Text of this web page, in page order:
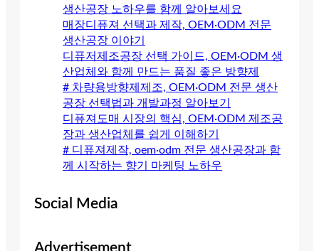
생산공장 노하우를 함께 알아보세요
매장디퓨져 선택과 제작, OEM·ODM 전문
생산공장 이야기
디퓨저제조공장 선택 가이드, OEM·ODM 생
산업체와 함께 만드는 품질 좋은 방향제
# 차량용방향제제조, OEM·ODM 전문 생산
공장 선택법과 개발과정 알아보기
디퓨져도매 시장의 핵심, OEM·ODM 제조공
장과 생산업체를 쉽게 이해하기
# 디퓨져제작, oem·odm 전문 생산공장과 함
께 시작하는 향기 마케팅 노하우
Social Media
Advertisement